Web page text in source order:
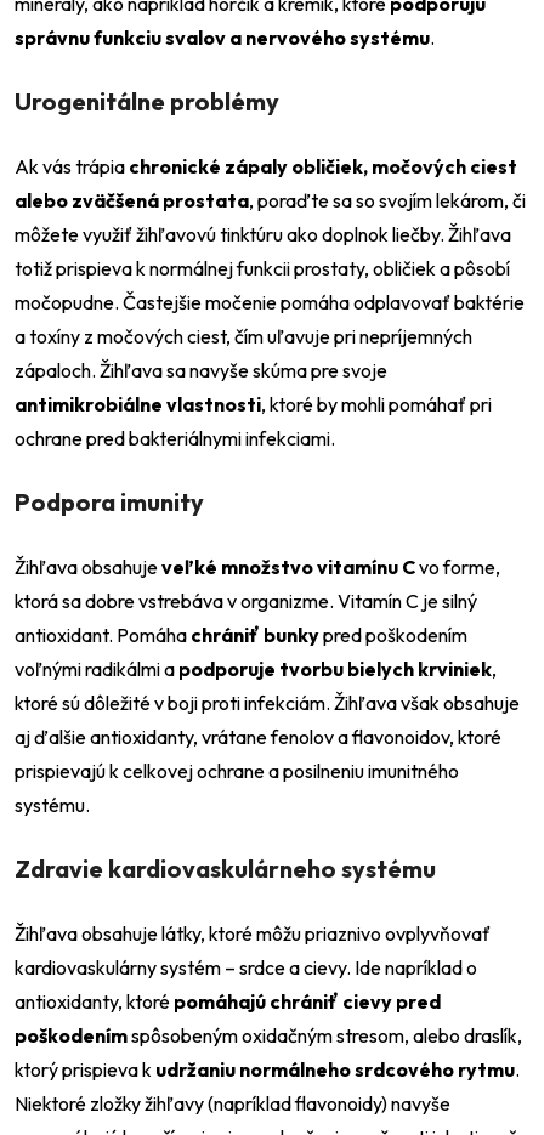
správnu funkciu svalov a nervového systému.
Urogenitálne problémy
Ak vás trápia chronické zápaly obličiek, močových ciest
alebo zväčšená prostata, poraďte sa so svojím lekárom, či
môžete využiť žihľavovú tinktúru ako doplnok liečby. Žihľava
totiž prispieva k normálnej funkcii prostaty, obličiek a pôsobí
močopudne. Častejšie močenie pomáha odplavovať baktérie
a toxíny z močových ciest, čím uľavuje pri nepríjemných
zápaloch. Žihľava sa navyše skúma pre svoje
antimikrobiálne vlastnosti, ktoré by mohli pomáhať pri
ochrane pred bakteriálnymi infekciami.
Podpora imunity
Žihľava obsahujeveľké množstvo vitamínu Cvo forme,
ktorá sa dobre vstrebáva v organizme. Vitamín C je silný
antioxidant. Pomáha chrániť bunkypred poškodením
voľnými radikálmi a podporuje tvorbu bielych krviniek,
ktoré sú dôležité v boji proti infekciám. Žihľava však obsahuje
aj ďalšie antioxidanty, vrátane fenolov a flavonoidov, ktoré
prispievajú k celkovej ochrane a posilneniu imunitného
systému.
Zdravie kardiovaskulárneho systému
Žihľava obsahuje látky, ktoré môžu priaznivo ovplyvňovať
kardiovaskulárny systém – srdce a cievy. Ide napríklad o
antioxidanty, ktoré pomáhajú chrániť cievy pred
poškodenímspôsobeným oxidačným stresom, alebo draslík,
ktorý prispieva k udržaniu normálneho srdcového rytmu.
Niektoré zložky žihľavy (napríklad flavonoidy) navyše